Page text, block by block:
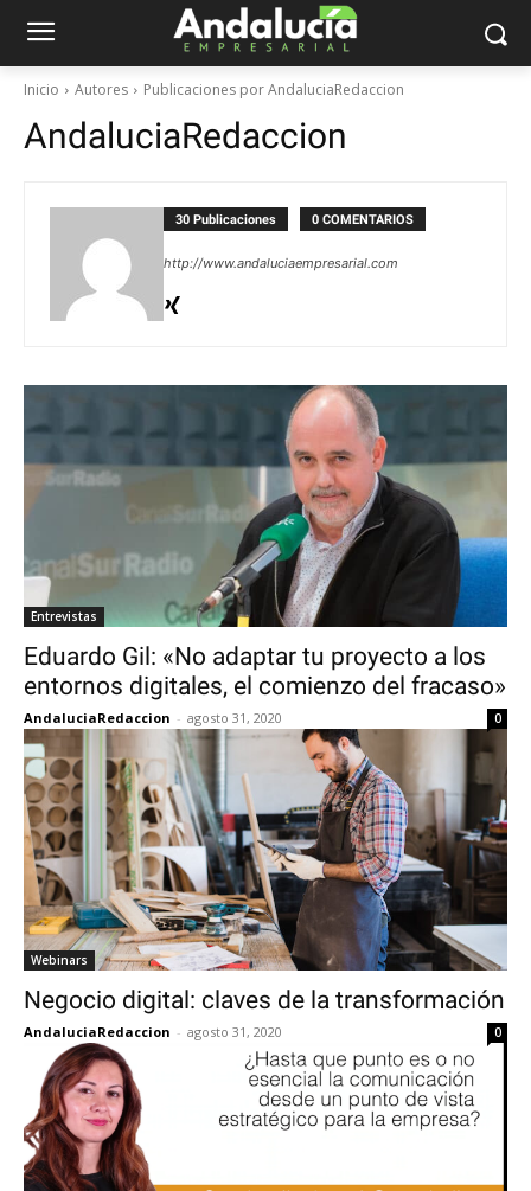
Inicio Autores Publicaciones por AndaluciaRedaccion
AndaluciaRedaccion
30 Publicaciones 0 COMENTARIOS
http://www.andaluciaempresarial.com
Entrevistas
Eduardo Gil: «No adaptar tu proyecto a los
entornos digitales, el comienzo del fracaso»
AndaluciaRedaccion - agosto 31, 2020 0
Webinars
Negocio digital: claves de la transformación
AndaluciaRedaccion - agosto 31, 2020 0